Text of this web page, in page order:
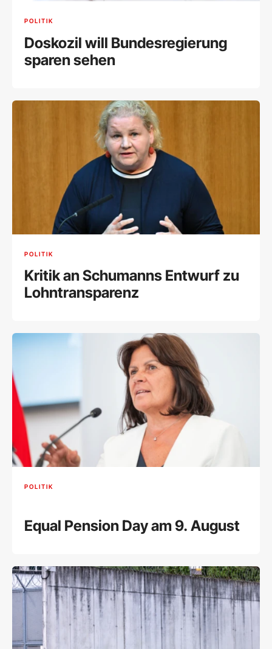
POLITIK
Doskozil will Bundesregierung
sparen sehen
POLITIK
Kritik an Schumanns Entwurf zu
Lohntransparenz
POLITIK
Equal Pension Day am 9. August